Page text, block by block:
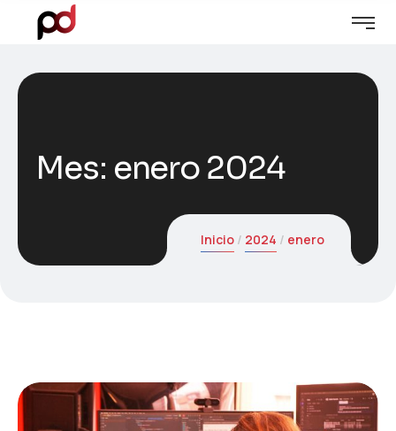
Mes: enero 2024
Inicio 2024 enero